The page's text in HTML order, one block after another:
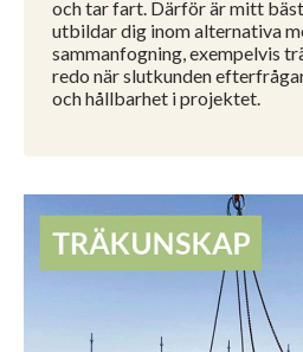
och tar fart. Därför är mitt
utbildar dig inom alternativa
sammanfogning, exempelvis
redo när slutkunden
och hållbarhet i projektet.